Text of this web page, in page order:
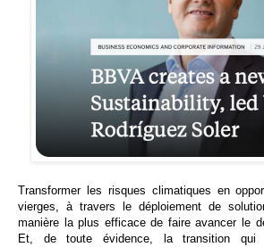
Transformer les risques climatiques en
vierges, à travers le déploiement de
manière la plus efficace de faire avancer le
Et, de toute évidence, la transition qui